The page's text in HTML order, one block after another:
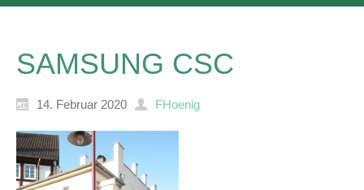
SAMSUNG CSC
14. Februar 2020 FHoenig